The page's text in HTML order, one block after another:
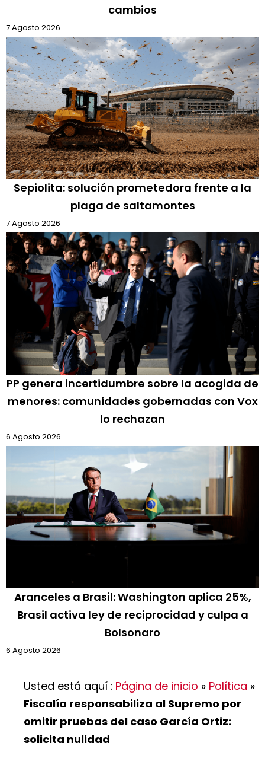
cambios
7 Agosto 2026
Sepiolita: solución prometedora frente a la
plaga de saltamontes
7 Agosto 2026
PP genera incertidumbre sobre la acogida de
menores: comunidades gobernadas con Vox
lo rechazan
6 Agosto 2026
Aranceles a Brasil: Washington aplica 25%,
Brasil activa ley de reciprocidad y culpa a
Bolsonaro
6 Agosto 2026
Usted está aquí : Página de inicio » Política »
Fiscalía responsabiliza al Supremo por
omitir pruebas del caso García Ortiz:
solicita nulidad